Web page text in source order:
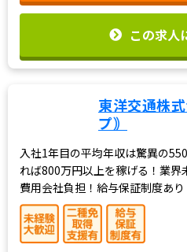
この求人
東洋交通株
プ｠
入社1年目の平均年収は驚異の
れば800万円以上を稼げる！業
費用会社負担！給与保証制度あ